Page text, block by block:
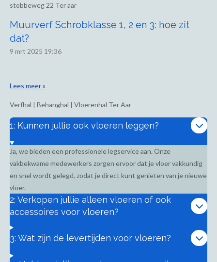
stobbeweg 22 Ter aar
Muurverf Schrobklasse 1, 2 en 3: hoe zit
dat?
9 mrt 2025 19:36
Lees meer »
Verfhal | Behanghal | Vloerenhal Ter Aar
1: Kunnen jullie ook vloeren leggen?
Ja, we bieden een professionele legservice aan. Onze
vakbekwame medewerkers zorgen ervoor dat je vloer vakkundig
en snel wordt gelegd, zodat je direct kunt genieten van je nieuwe
vloer.
2: Verkopen jullie alleen vloeren of ook
accessoires voor vloeren?
3: Wat zijn de levertijden voor vloeren?